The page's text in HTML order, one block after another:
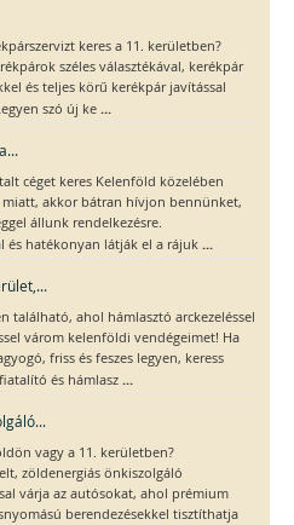
keres a 11. kerületben?
széles választékával, kerékpár
és teljes körű kerékpár javítással
szó új ke ...
céget keres Kelenföld közelében
miatt, akkor bátran hívjon bennünket,
állunk rendelkezésre.
és hatékonyan látják el a rájuk ...
található, ahol hámlasztó arckezeléssel
várom kelenföldi vendégeimet! Ha
friss és feszes legyen, keress
és hámlasz ...
vagy a 11. kerületben?
zöldenergiás önkiszolgáló
várja az autósokat, ahol prémium
berendezésekkel tisztíthatja